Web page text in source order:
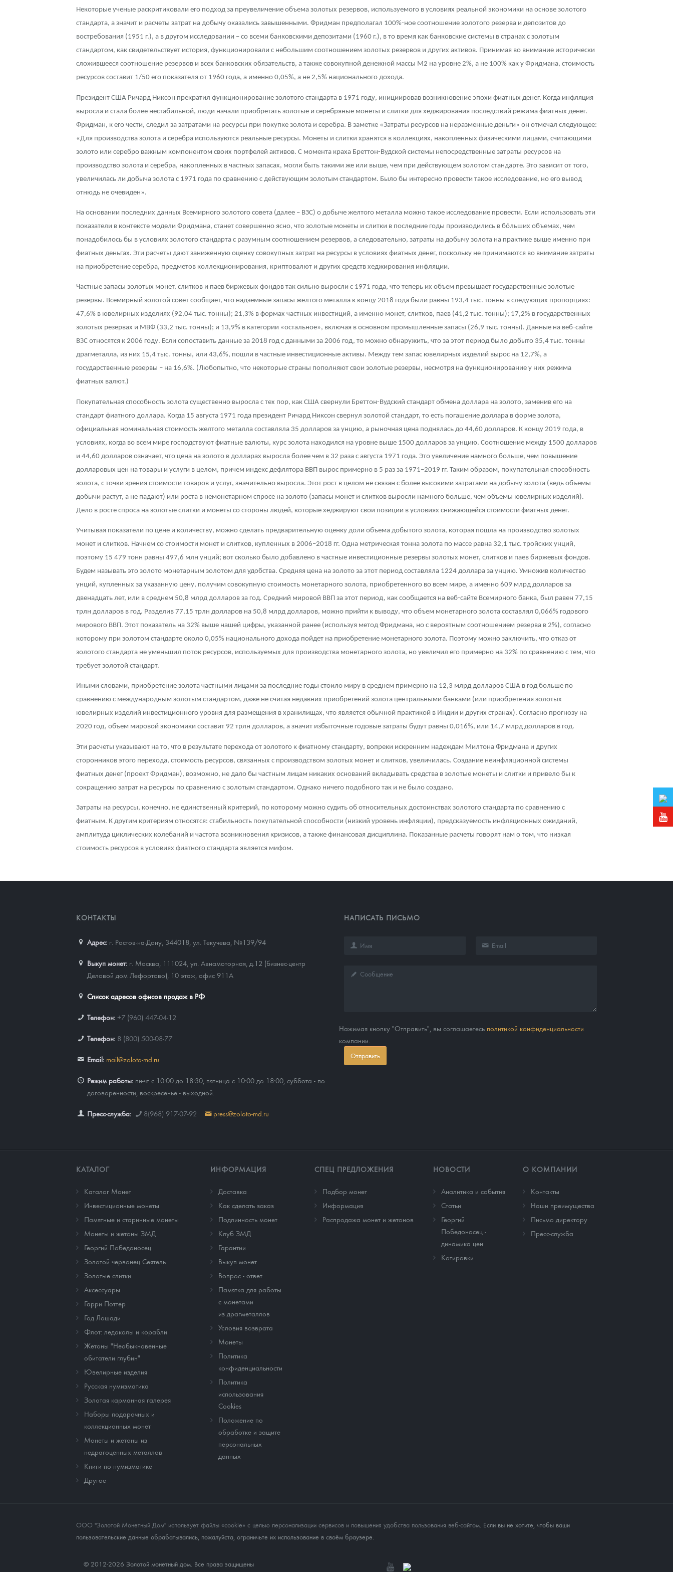
Золотой червонец Сеятель
Аксессуары
Год Лошади
Жетоны "Необыкновенные обитатели глубин"
Ювелирные изделия
Русская нумизматика
Наборы подарочных и коллекционных монет
Монеты и жетоны из недрагоценных металлов
Книги по нумизматике
Выкуп монет
Памятка для работы с монетами из драгметаллов
Монеты
Политика использования Cookies
Положение по обработке и защите персональных данных
Распродажа монет и жетонов
Итоги 2025 года. Прогноз курсов золота, серебра, платины на 2026 год
Cтатьи
Курс золота и серебра
Скупка слитков
Контакты
Наши преимущества
Пресс-служба
Некоторые ученые раскритиковали его подход за преувеличение объема золотых резервов, используемого в условиях реальной экономики на основе золотого
стандарта, а значит и расчеты затрат на добычу оказались завышенными. Фридман предполагал 100%-ное соотношение золотого резерва и депозитов до
востребования (1951 г.), а в другом исследовании – со всеми банковскими депозитами (1960 г.), в то время как банковские системы в странах с золотым
стандартом, как свидетельствует история, функционировали с небольшим соотношением золотых резервов и других активов. Принимая во внимание исторически
сложившееся соотношение резервов и всех банковских обязательств, а также совокупной денежной массы М2 на уровне 2%, а не 100% как у Фридмана, стоимость
ресурсов составит 1/50 его показателя от 1960 года, а именно 0,05%, а не 2,5% национального дохода.
Президент США Ричард Никсон прекратил функционирование золотого стандарта в 1971 году, инициировав возникновение эпохи фиатных денег. Когда инфляция
выросла и стала более нестабильной, люди начали приобретать золотые и серебряные монеты и слитки для хеджирования последствий режима фиатных денег.
Фридман, к его чести, следил за затратами на ресурсы при покупке золота и серебра. В заметке «Затраты ресурсов на неразменные деньги» он отмечал следующее:
«Для производства золота и серебра используются реальные ресурсы. Монеты и слитки хранятся в коллекциях, накопленных физическими лицами, считающими
золото или серебро важным компонентом своих портфелей активов. С момента краха Бреттон-Вудской системы непосредственные затраты ресурсов на
производство золота и серебра, накопленных в частных запасах, могли быть такими же или выше, чем при действующем золотом стандарте. Это зависит от того,
увеличилась ли добыча золота с 1971 года по сравнению с действующим золотым стандартом. Было бы интересно провести такое исследование, но его вывод
отнюдь не очевиден».
На основании последних данных Всемирного золотого совета (далее – ВЗС) о добыче желтого металла можно такое исследование провести. Если использовать эти
показатели в контексте модели Фридмана, станет совершенно ясно, что золотые монеты и слитки в последние годы производились в бóльших объемах, чем
понадобилось бы в условиях золотого стандарта с разумным соотношением резервов, а следовательно, затраты на добычу золота на практике выше именно при
фиатных деньгах. Эти расчеты дают заниженную оценку совокупных затрат на ресурсы в условиях фиатных денег, поскольку не принимаются во внимание затраты
на приобретение серебра, предметов коллекционирования, криптовалют и других средств хеджирования инфляции.
Частные запасы золотых монет, слитков и паев биржевых фондов так сильно выросли с 1971 года, что теперь их объем превышает государственные золотые
резервы. Всемирный золотой совет сообщает, что надземные запасы желтого металла к концу 2018 года были равны 193,4 тыс. тонны в следующих пропорциях:
47,6% в ювелирных изделиях (92,04 тыс. тонны); 21,3% в формах частных инвестиций, а именно монет, слитков, паев (41,2 тыс. тонны); 17,2% в государственных
золотых резервах и МВФ (33,2 тыс. тонны); и 13,9% в категории «остальное», включая в основном промышленные запасы (26,9 тыс. тонны). Данные на веб-сайте
ВЗС относятся к 2006 году. Если сопоставить данные за 2018 год с данными за 2006 год, то можно обнаружить, что за этот период было добыто 35,4 тыс. тонны
драгметалла, из них 15,4 тыс. тонны, или 43,6%, пошли в частные инвестиционные активы. Между тем запас ювелирных изделий вырос на 12,7%, а
государственные резервы – на 16,6%. (Любопытно, что некоторые страны пополняют свои золотые резервы, несмотря на функционирование у них режима
фиатных валют.)
Покупательная способность золота существенно выросла с тех пор, как США свернули Бреттон-Вудский стандарт обмена доллара на золото, заменив его на
стандарт фиатного доллара. Когда 15 августа 1971 года президент Ричард Никсон свернул золотой стандарт, то есть погашение доллара в форме золота,
официальная номинальная стоимость желтого металла составляла 35 долларов за унцию, а рыночная цена поднялась до 44,60 долларов. К концу 2019 года, в
условиях, когда во всем мире господствуют фиатные валюты, курс золота находился на уровне выше 1500 долларов за унцию. Соотношение между 1500 долларов
и 44,60 долларов означает, что цена на золото в долларах выросла более чем в 32 раза с августа 1971 года. Это увеличение намного больше, чем повышение
долларовых цен на товары и услуги в целом, причем индекс дефлятора ВВП вырос примерно в 5 раз за 1971–2019 гг. Таким образом, покупательная способность
золота, с точки зрения стоимости товаров и услуг, значительно выросла. Этот рост в целом не связан с более высокими затратами на добычу золота (ведь объемы
добычи растут, а не падают) или роста в немонетарном спросе на золото (запасы монет и слитков выросли намного больше, чем объемы ювелирных изделий).
Дело в росте спроса на золотые слитки и монеты со стороны людей, которые хеджируют свои позиции в условиях снижающейся стоимости фиатных денег.
Учитывая показатели по цене и количеству, можно сделать предварительную оценку доли объема добытого золота, которая пошла на производство золотых
монет и слитков. Начнем со стоимости монет и слитков, купленных в 2006–2018 гг. Одна метрическая тонна золота по массе равна 32,1 тыс. тройских унций,
поэтому 15 479 тонн равны 497,6 млн унций; вот сколько было добавлено в частные инвестиционные резервы золотых монет, слитков и паев биржевых фондов.
Будем называть это золото монетарным золотом для удобства. Средняя цена на золото за этот период составляла 1224 доллара за унцию. Умножив количество
унций, купленных за указанную цену, получим совокупную стоимость монетарного золота, приобретенного во всем мире, а именно 609 млрд долларов за
двенадцать лет, или в среднем 50,8 млрд долларов за год. Средний мировой ВВП за этот период, как сообщается на веб-сайте Всемирного банка, был равен 77,15
трлн долларов в год. Разделив 77,15 трлн долларов на 50,8 млрд долларов, можно прийти к выводу, что объем монетарного золота составлял 0,066% годового
мирового ВВП. Этот показатель на 32% выше нашей цифры, указанной ранее (используя метод Фридмана, но с вероятным соотношением резерва в 2%), согласно
которому при золотом стандарте около 0,05% национального дохода пойдет на приобретение монетарного золота. Поэтому можно заключить, что отказ от
золотого стандарта не уменьшил поток ресурсов, используемых для производства монетарного золота, но увеличил его примерно на 32% по сравнению с тем, что
требует золотой стандарт.
Иными словами, приобретение золота частными лицами за последние годы стоило миру в среднем примерно на 12,3 млрд долларов США в год больше по
сравнению с международным золотым стандартом, даже не считая недавних приобретений золота центральными банками (или приобретения золотых
ювелирных изделий инвестиционного уровня для размещения в хранилищах, что является обычной практикой в Индии и других странах). Согласно прогнозу на
2020 год, объем мировой экономики составит 92 трлн долларов, а значит избыточные годовые затраты будут равны 0,016%, или 14,7 млрд долларов в год.
Эти расчеты указывают на то, что в результате перехода от золотого к фиатному стандарту, вопреки искренним надеждам Милтона Фридмана и других
сторонников этого перехода, стоимость ресурсов, связанных с производством золотых монет и слитков, увеличилась. Создание неинфляционной системы
фиатных денег (проект Фридман), возможно, не дало бы частным лицам никаких оснований вкладывать средства в золотые монеты и слитки и привело бы к
сокращению затрат на ресурсы по сравнению с золотым стандартом. Однако ничего подобного так и не было создано.
Затраты на ресурсы, конечно, не единственный критерий, по которому можно судить об относительных достоинствах золотого стандарта по сравнению с
фиатным. К другим критериям относятся: стабильность покупательной способности (низкий уровень инфляции), предсказуемость инфляционных ожиданий,
амплитуда циклических колебаний и частота возникновения кризисов, а также финансовая дисциплина. Показанные расчеты говорят нам о том, что низкая
стоимость ресурсов в условиях фиатного стандарта является мифом.
КОНТАКТЫ
Адрес: г. Ростов-на-Дону, 344018 ул. Текучева, №139/94
Выкуп монет: г. Москва, 111024, ул. Авиамоторная, д.12 (бизнес-центр
Деловой дом Лефортово), 10 этаж, офис 911А
Список адресов офисов продаж в РФ
Телефон: +7 (960) 447-04-12
Телефон: 8 (800) 500-08-77
Email: mail@zoloto-md.ru
Режим работы: пн-чт с 10:00 до 18:30, пятница с 10:00 до 18:00, суббота - по
договоренности, воскресенье - выходной.
Пресс-служба: 8(968) 917-07-92 press@zoloto-md.ru
НАПИСАТЬ ПИСЬМО
Нажимая кнопку "Отправить", вы соглашаетесь политикой конфиденциальности
компании.
Отправить
КАТАЛОГ
Каталог Монет
Инвестиционные монеты
Памятные и старинные монеты
Монеты и жетоны ЗМД
Георгий Победоносец
Золотой червонец Сеятель
Золотые слитки
Аксессуары
Гарри Поттер
Год Лошади
Флот: ледоколы и корабли
Жетоны "Необыкновенные
обитатели глубин"
Ювелирные изделия
Русская нумизматика
Золотая карманная галерея
Наборы подарочных и
коллекционных монет
Монеты и жетоны из
недрагоценных металлов
Книги по нумизматике
Другое
ИНФОРМАЦИЯ
Доставка
Как сделать заказ
Подлинность монет
Клуб ЗМД
Гарантии
Выкуп монет
Вопрос - ответ
Памятка для работы
с монетами
из драгметаллов
Условия возврата
Монеты
Политика
конфиденциальности
Политика
использования
Cookies
Положение по
обработке и защите
персональных
данных
СПЕЦ ПРЕДЛОЖЕНИЯ
Подбор монет
Информация
Распродажа монет и жетонов
НОВОСТИ
Аналитика и события
Cтатьи
Георгий
Победоносец -
динамика цен
Котировки
О КОМПАНИИ
Контакты
Наши преимущества
Письмо директору
Пресс-служба
ООО "Золотой Монетный Дом" использует файлы «cookie» с целью персонализации сервисов и повышения удобства пользования веб-сайтом . Если вы не хотите, чтобы ваши
пользовательские данные обрабатывались, пожалуйста, ограничьте их использование в своём браузере.
© 2012-2026 Золотой монетный дом. Все права защищены